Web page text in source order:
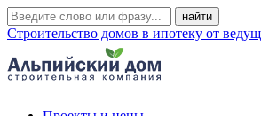
Строительство домов в ипотеку от